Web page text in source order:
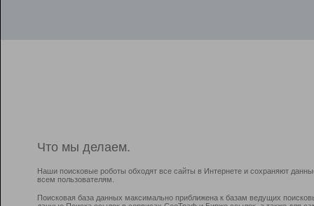
Что мы делаем.
Наши поисковые роботы обходят все сайты в Интернете и сохраняют
всем пользователям.
Поисковая база данных максимально приближена к базам ведущих